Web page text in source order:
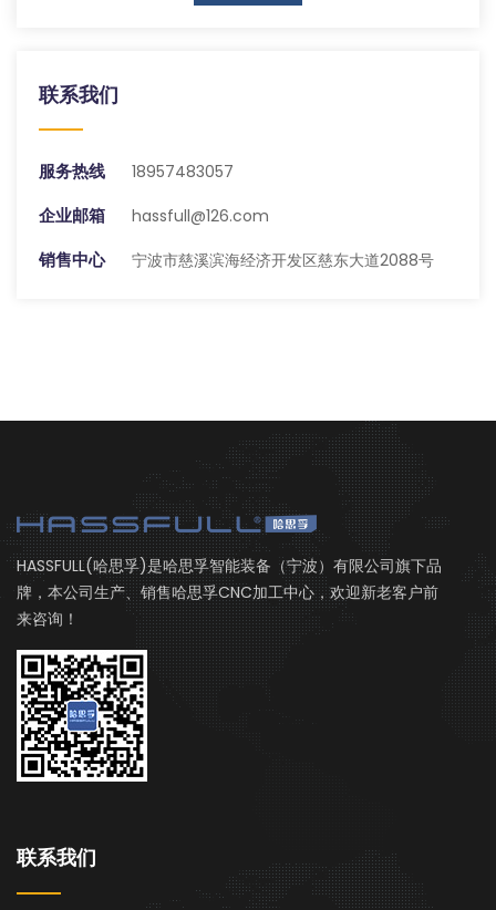
联系我们
服务热线 18957483057
企业邮箱 hassfull@126.com
销售中心 宁波市慈溪滨海经济开发区慈东大道2088号
HASSFULL(哈思孚)是哈思孚智能装备（宁波）有限公司旗下品
牌，本公司生产、销售哈思孚CNC加工中心，欢迎新老客户前
来咨询！
联系我们